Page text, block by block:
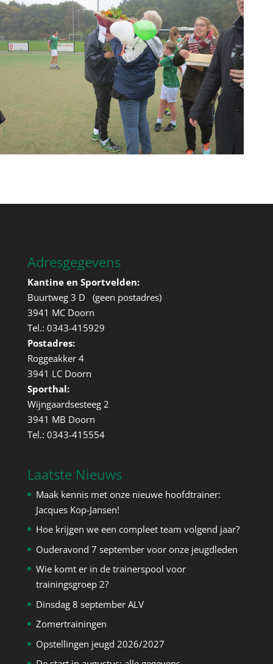
Adresgegevens
Kantine en Sportvelden:
Buurtweg 3 D (geen postadres)
3941 MC Doorn
Tel.: 0343-415929
Postadres:
Roggeakker 4
3941 LC Doorn
Sporthal:
Wijngaardsesteeg 2
3941 MB Doorn
Tel.: 0343-415554
Laatste Nieuws
Maak kennis met onze nieuwe hoofdtrainer:
Jacques Kop-Jansen!
Hoe krijgen we een compleet team volgend jaar?
Ouderavond 7 september voor onze jeugdleden
Wie komt er in de trainerspool voor
trainingsgroep 2?
Dinsdag 8 september ALV
Zomertrainingen
Opstellingen jeugd 2026/2027